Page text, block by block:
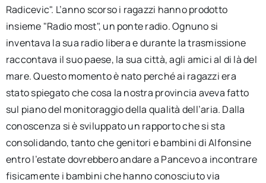
Radicevic". L’anno scorso i ragazzi hanno prodotto
insieme "Radio most", un ponte radio. Ognuno si
inventava la sua radio libera e durante la trasmissione
raccontava il suo paese, la sua città, agli amici al di là del
mare. Questo momento è nato perché ai ragazzi era
stato spiegato che cosa la nostra provincia aveva fatto
sul piano del monitoraggio della qualità dell’aria. Dalla
conoscenza si è sviluppato un rapporto che si sta
consolidando, tanto che genitori e bambini di Alfonsine
entro l’estate dovrebbero andare a Pancevo a incontrare
fisicamente i bambini che hanno conosciuto via